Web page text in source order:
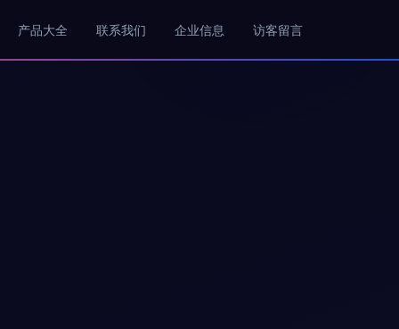
产品大全 联系我们 企业信息 访客留言